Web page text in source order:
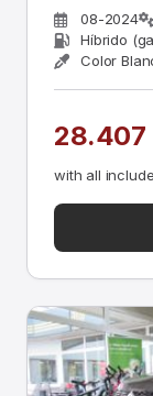
08-2024
Híbrido
Color
28.407
with all